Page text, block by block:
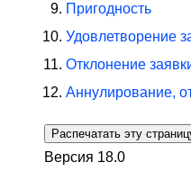
Пригодность
Удовлетворение
Отклонение
Аннулирование,
Распечатать эту
Версия 18.0